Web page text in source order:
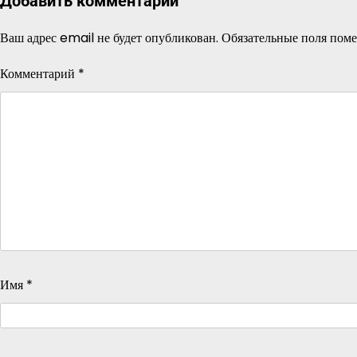
Ваш адрес email не будет опубликован. Обязательные поля
Комментарий *
Имя *